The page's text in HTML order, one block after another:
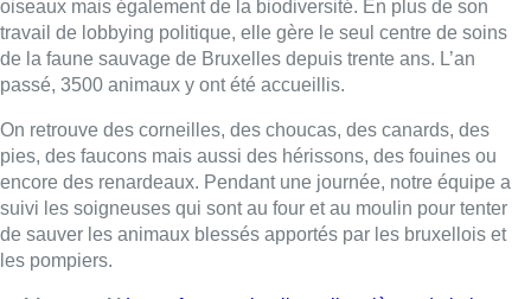
des retours d’adoption
■Reportage deVanessa Lhuillier, Morgane Van
HoobroucketLaurence Paciarelli
Lire aussi :
Dernier kilomètre : comment rendre
les livraisons plus durables en
ville?